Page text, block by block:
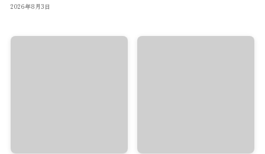
2026年8月3日